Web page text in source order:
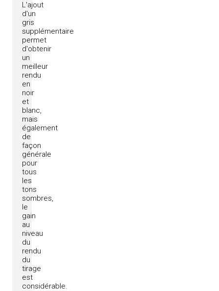
L'ajout
d'un
gris
supplémentaire
permet
d'obtenir
un
meilleur
rendu
en
noir
et
blanc,
mais
également
de
façon
générale
pour
tous
les
tons
sombres,
le
gain
au
niveau
du
rendu
du
tirage
est
considérable.